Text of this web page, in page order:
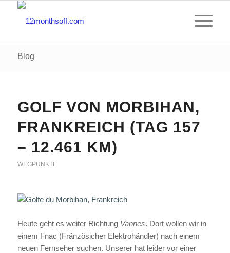
Blog
GOLF VON MORBIHAN,
FRANKREICH (TAG 157
– 12.461 KM)
WEGPUNKTE
Heute geht es weiter Richtung Vannes. Dort wollen wir in
einem Fnac (Fränzösicher Elektrohändler) nach einem
neuen Fernseher suchen. Unserer hat leider vor einer